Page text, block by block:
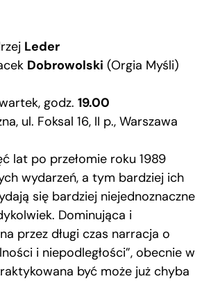
Leder
Dobrowolski (Orgia Myśli)
godz. 19.00
ul. Foksal 16, II p., Warszawa
lat po przełomie roku 1989
wydarzeń, a tym bardziej ich
się bardziej niejednoznaczne
Dominująca i
przez długi czas narracja o
i niepodległości”, obecnie w
być może już chyba